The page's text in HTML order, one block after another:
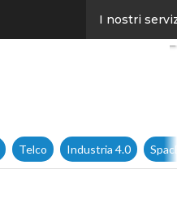
I nostri
Telco Industria 4.0